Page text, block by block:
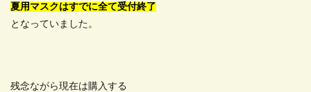
夏用マスクはすでに全て受付終了
となっていました。
残念ながら現在は購入する